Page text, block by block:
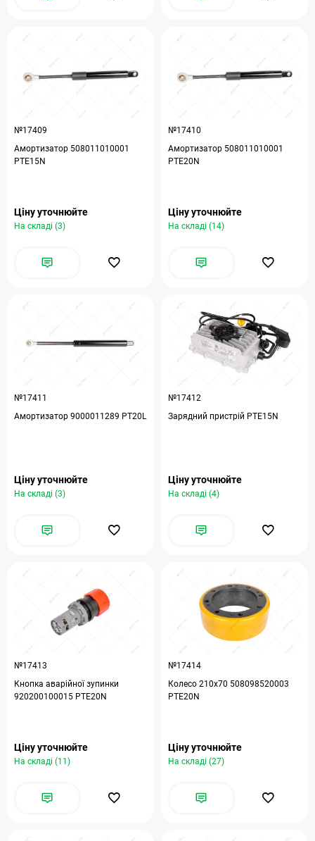
№17409
Амортизатор 508011010001
PTE15N
Ціну уточнюйте
На складі (3)
№17410
Амортизатор 508011010001
PTE20N
Ціну уточнюйте
На складі (14)
№17411
Амортизатор 9000011289 PT20L
Ціну уточнюйте
На складі (3)
№17412
Зарядний пристрій PTE15N
Ціну уточнюйте
На складі (4)
№17413
Кнопка аварійної зупинки
920200100015 PTE20N
Ціну уточнюйте
На складі (11)
№17414
Колесо 210х70 508098520003
PTE20N
Ціну уточнюйте
На складі (27)